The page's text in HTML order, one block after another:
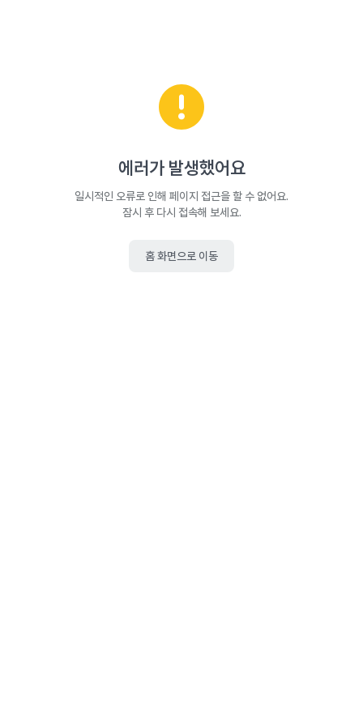
에러가 발생했어요
일시적인 오류로 인해 페이지 접근을 할 수 없어요.
잠시 후 다시 접속해 보세요.
홈 화면으로 이동